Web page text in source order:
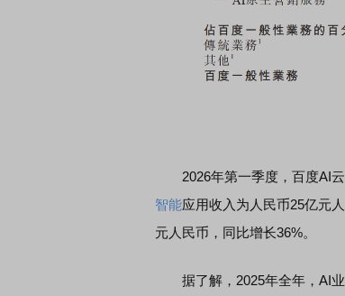
2026年第一季度，百度AI云
智能应用收入为人民币25亿元
元人民币，同比增长36%。
据了解，2025年全年，AI业
首席连线｜东
风，将吹向何处